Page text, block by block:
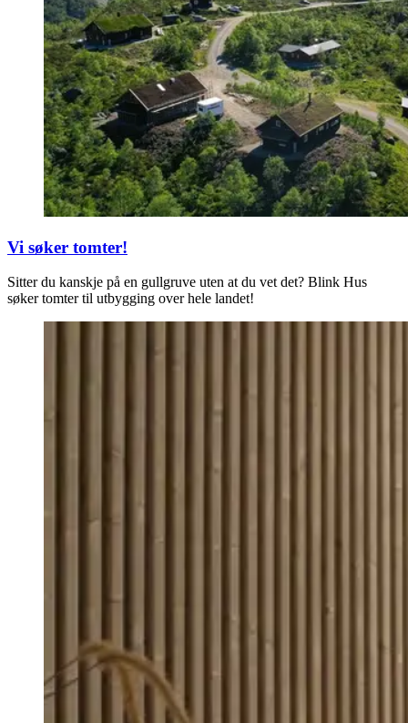
Vi søker tomter!
Sitter du kanskje på en gullgruve uten at du vet det? Blink Hus
søker tomter til utbygging over hele landet!